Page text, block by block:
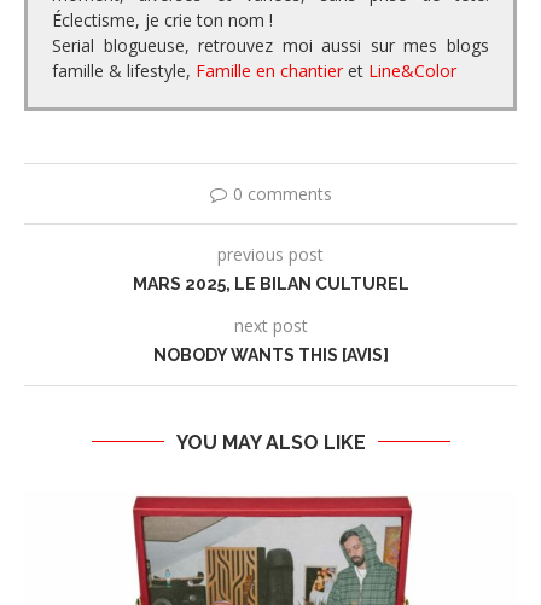
Éclectisme, je crie ton nom !
Serial blogueuse, retrouvez moi aussi sur mes blogs
famille & lifestyle, Famille en chantier et Line&Color
0 comments
previous post
MARS 2025, LE BILAN CULTUREL
next post
NOBODY WANTS THIS [AVIS]
YOU MAY ALSO LIKE